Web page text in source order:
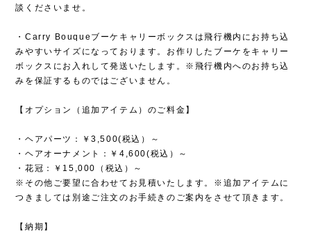
談くださいませ。
・Carry Bouqueブーケキャリーボックスは飛行機内にお持ち込
みやすいサイズになっております。お作りしたブーケをキャリー
ボックスにお入れして発送いたします。※飛行機内へのお持ち込
みを保証するものではございません。
【オプション（追加アイテム）のご料金】
・ヘアパーツ：￥3,500(税込）～
・ヘアオーナメント：￥4,600(税込）～
・花冠：￥15,000（税込）～
※その他ご要望に合わせてお見積いたします。※追加アイテムに
つきましては別途ご注文のお手続きのご案内をさせて頂きます。
【納期】